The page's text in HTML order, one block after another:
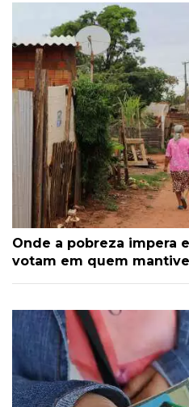
Onde a pobreza impera
votam em quem